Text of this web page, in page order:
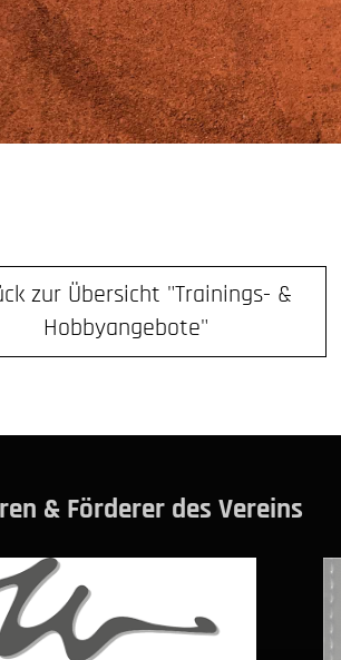
zur Übersicht "Trainings- &
Hobbyangebote"
& Förderer des Vereins